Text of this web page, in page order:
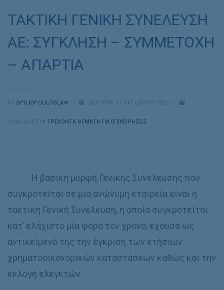
ΤΑΚΤΙΚΗ ΓΕΝΙΚΗ ΣΥΝΕΛΕΥΣΗ
ΑΕ: ΣΥΓΚΛΗΣΗ – ΣΥΜΜΕΤΟΧΗ
– ΑΠΑΡΤΙΑ
BY SPILIOPOULOSLAW ΔΕΥΤΈΡΑ, 17 ΟΚΤΩΒΡΊΟΥ 2022
PUBLISHED IN ΤΡΕΧΟΝΤΑ ΘΕΜΑΤΑ ΓΙΑ ΕΠΙΧΕΙΡΗΣΕΙΣ
Η βασική μορφή Γενικής Συνέλευσης που
συγκροτείται σε μια ανώνυμη εταιρεία είναι η
τακτική Γενική Συνέλευση, η οποία συγκροτείται
κατ’ ελάχιστο μία φορά τον χρόνο, έχουσα ως
αντικείμενό της την έγκριση των ετήσιων
χρηματοοικονομικών καταστάσεων καθώς και την
εκλογή ελεγκτών.